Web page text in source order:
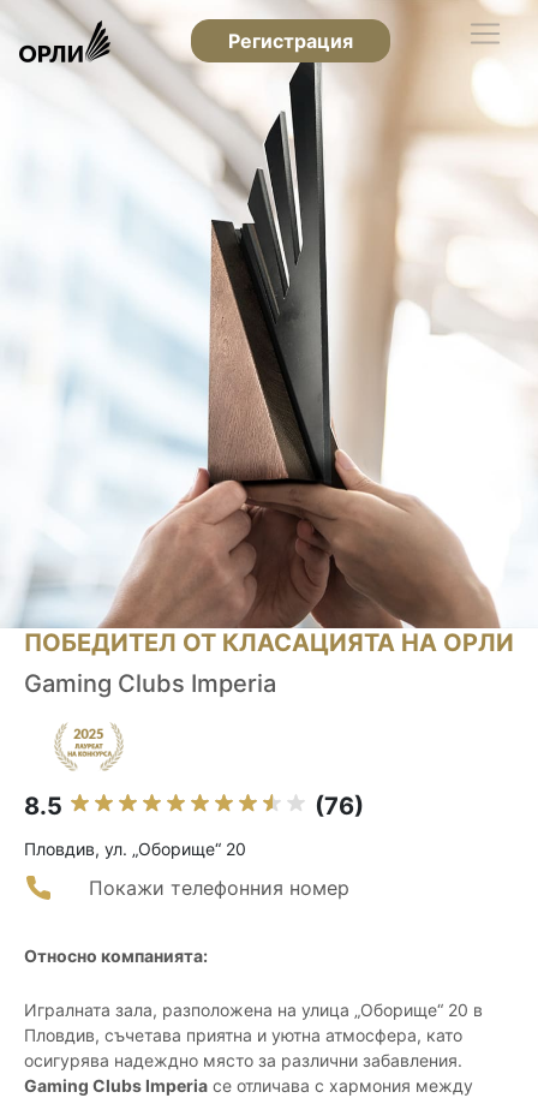
Регистрация
ПОБЕДИТЕЛ ОТ КЛАСАЦИЯТА НА ОРЛИ
Gaming Clubs Imperia
8.5 (76)
Пловдив, ул. „Оборище“ 20
Покажи телефонния номер
Относно компанията:
Игралната зала, разположена на улица „Оборище“ 20 в
Пловдив, съчетава приятна и уютна атмосфера, като
осигурява надеждно място за различни забавления.
Gaming Clubs Imperia се отличава с хармония между